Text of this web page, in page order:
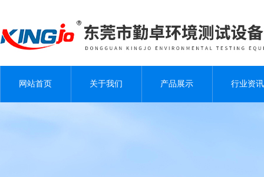
网站首页 关于我们 产品展示 行业资讯